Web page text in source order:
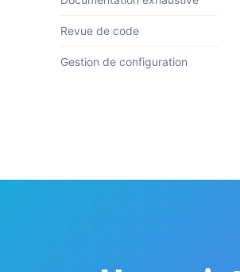
Revue de code
Gestion de configuration